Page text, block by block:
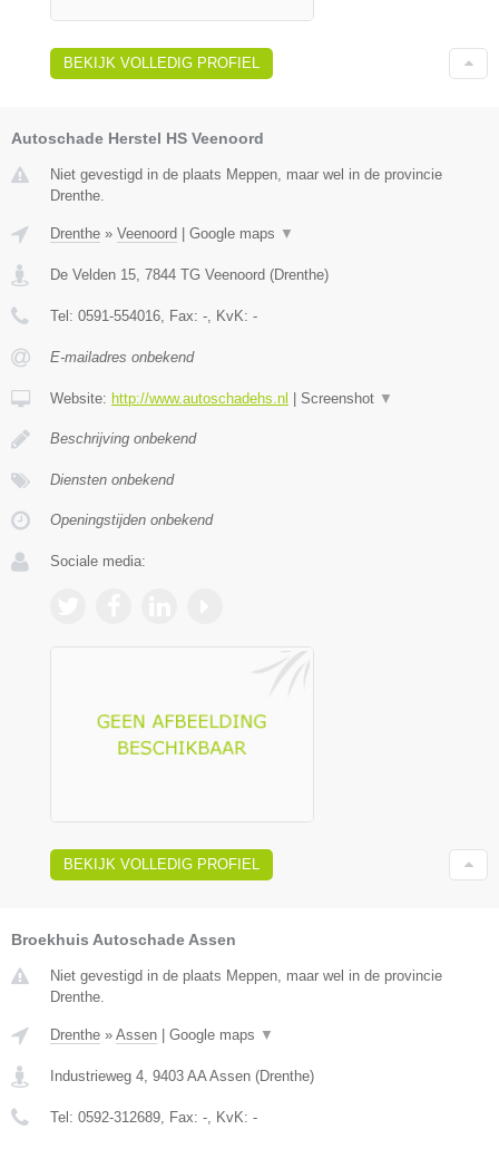
BEKIJK VOLLEDIG PROFIEL
Autoschade Herstel HS Veenoord
Niet gevestigd in de plaats Meppen, maar wel in de provincie
Drenthe.
Drenthe » Veenoord | Google maps ▼
De Velden 15 7844 TG Veenoord (Drenthe)
Tel: 0591-554016 , Fax: - , KvK: -
E-mailadres onbekend
Website: http://www.autoschadehs.nl | Screenshot ▼
Beschrijving onbekend
Diensten onbekend
Openingstijden onbekend
Sociale media:
BEKIJK VOLLEDIG PROFIEL
Broekhuis Autoschade Assen
Niet gevestigd in de plaats Meppen, maar wel in de provincie
Drenthe.
Drenthe » Assen Google maps ▼
Industrieweg 4, 9403 AA Assen (Drenthe)
Tel: 0592-312689, Fax: -, KvK: -